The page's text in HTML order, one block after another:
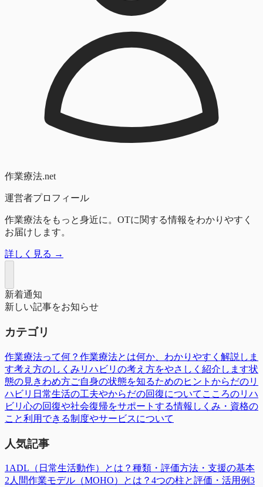
作業療法.net
運営者プロフィール
作業療法をもっと身近に。OTに関する情報をわかりやすく
お届けします。
詳しく見る →
新着通知
新しい記事をお知らせ
カテゴリ
作業療法って何？ 作業療法とは何か、わかりやすく解説しま
す考え方のしくみ リハビリの考え方をやさしく紹介します状
態の見きわめ方ご自身の状態を知るためのヒント からだのリ
ハビリ 日常生活の工夫やからだの回復について こころのリハ
ビリ 心の回復や社会復帰をサポートする情報 しくみ・資格の
こと利用できる制度やサービスについて
人気記事
1 ADL（日常生活動作）とは？種類・評価方法・支援の基本
2 人間作業モデル（MOHO）とは？4つの柱と評価・活用例3